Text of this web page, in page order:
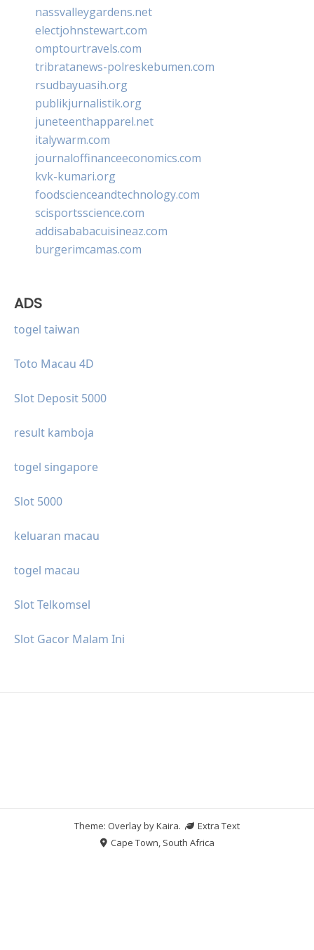
nassvalleygardens.net
electjohnstewart.com
omptourtravels.com
tribratanews-polreskebumen.com
rsudbayuasih.org
publikjurnalistik.org
juneteenthapparel.net
italywarm.com
journaloffinanceeconomics.com
kvk-kumari.org
foodscienceandtechnology.com
scisportsscience.com
addisababacuisineaz.com
burgerimcamas.com
ADS
togel taiwan
Toto Macau 4D
Slot Deposit 5000
result kamboja
togel singapore
Slot 5000
keluaran macau
togel macau
Slot Telkomsel
Slot Gacor Malam Ini
Theme: Overlay byKaira.
Extra Text
Cape Town, South Africa